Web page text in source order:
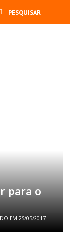
para o
EM 25/05/2017